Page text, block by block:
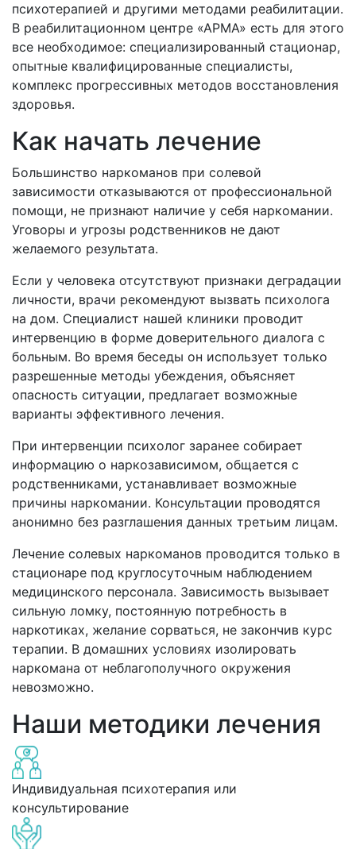
психотерапией и другими методами реабилитации.
В реабилитационном центре «АРМА» есть для этого
все необходимое: специализированный стационар,
опытные квалифицированные специалисты,
комплекс прогрессивных методов восстановления
здоровья.
Как начать лечение
Большинство наркоманов при солевой
зависимости отказываются от профессиональной
помощи, не признают наличие у себя наркомании.
Уговоры и угрозы родственников не дают
желаемого результата.
Если у человека отсутствуют признаки деградации
личности, врачи рекомендуют вызвать психолога
на дом. Специалист нашей клиники проводит
интервенцию в форме доверительного диалога с
больным. Во время беседы он использует только
разрешенные методы убеждения, объясняет
опасность ситуации, предлагает возможные
варианты эффективного лечения.
При интервенции психолог заранее собирает
информацию о наркозависимом, общается с
родственниками, устанавливает возможные
причины наркомании. Консультации проводятся
анонимно без разглашения данных третьим лицам.
Лечение солевых наркоманов проводится только в
стационаре под круглосуточным наблюдением
медицинского персонала. Зависимость вызывает
сильную ломку, постоянную потребность в
наркотиках, желание сорваться, не закончив курс
терапии. В домашних условиях изолировать
наркомана от неблагополучного окружения
невозможно.
Наши методики лечения
Индивидуальная психотерапия или
консультирование